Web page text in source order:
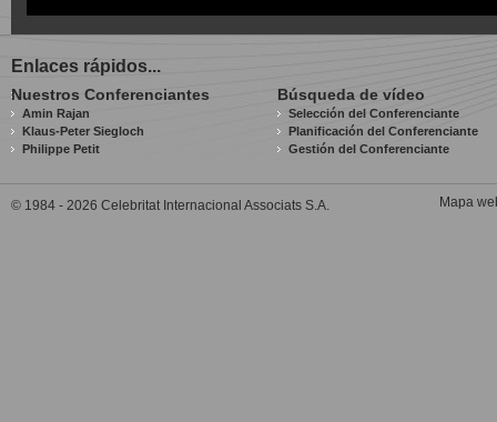
Enlaces rápidos...
Nuestros Conferenciantes
Amin Rajan
Klaus-Peter Siegloch
Philippe Petit
Búsqueda de vídeo
Selección del Conferenciante
Planificación del Conferenciante
Gestión del Conferenciante
© 1984 - 2026 Celebritat Internacional Associats S.A. Mapa